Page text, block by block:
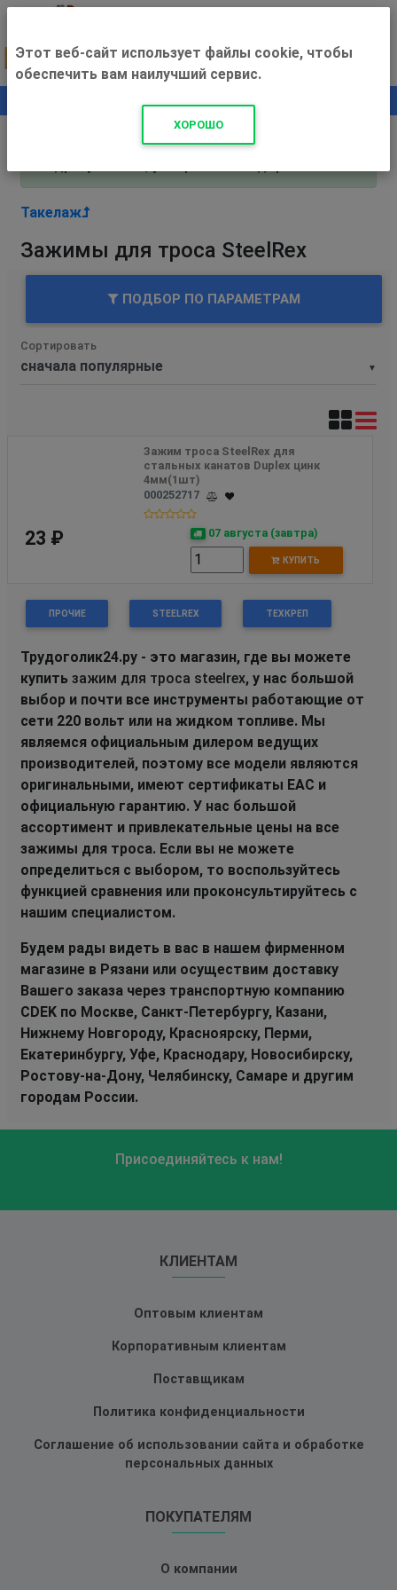
+500 ₽
Внимание! С 3 августа магазин работает по
Такелаж
Зажимы для троса SteelRex
ПОДБОР ПО ПАРАМЕТРАМ
▼
Сортировать
Зажим троса SteelRex для
стальных канатов Duplex цинк
4мм(1шт)
000252717
23 ₽ 07 августа (завтра)
КУПИТЬ
ПРОЧИЕ STEELREX ТЕХКРЕП
Трудоголик24.ру - это магазин, где вы можете
купить зажим для троса steelrex, у нас большой
выбор и почти все инструменты работающие от
сети 220 вольт или на жидком топливе. Мы
являемся официальным дилером ведущих
производителей, поэтому все модели являются
оригинальными, имеют сертификаты EAC и
официальную гарантию. У нас большой
ассортимент и привлекательные цены на все
зажимы для троса. Если вы не можете
определиться с выбором, то воспользуйтесь
функцией сравнения или проконсультируйтесь с
нашим специалистом.
Будем рады видеть в вас в нашем фирменном
магазине в Рязани или осуществим доставку
Вашего заказа через транспортную компанию
CDEK по Москве, Санкт-Петербургу, Казани,
Нижнему Новгороду, Красноярску, Перми,
Екатеринбургу, Уфе, Краснодару, Новосибирску,
Ростову-на-Дону, Челябинску, Самаре и другим
городам России.
Присоединяйтесь к нам!
КЛИЕНТАМ
Оптовым клиентам
Корпоративным клиентам
Поставщикам
Политика конфиденциальности
Соглашение об использовании сайта и обработке
персональных данных
ПОКУПАТЕЛЯМ
О компании
Этот веб-сайт использует файлы cookie, чтобы
обеспечить вам наилучший сервис.
ХОРОШО